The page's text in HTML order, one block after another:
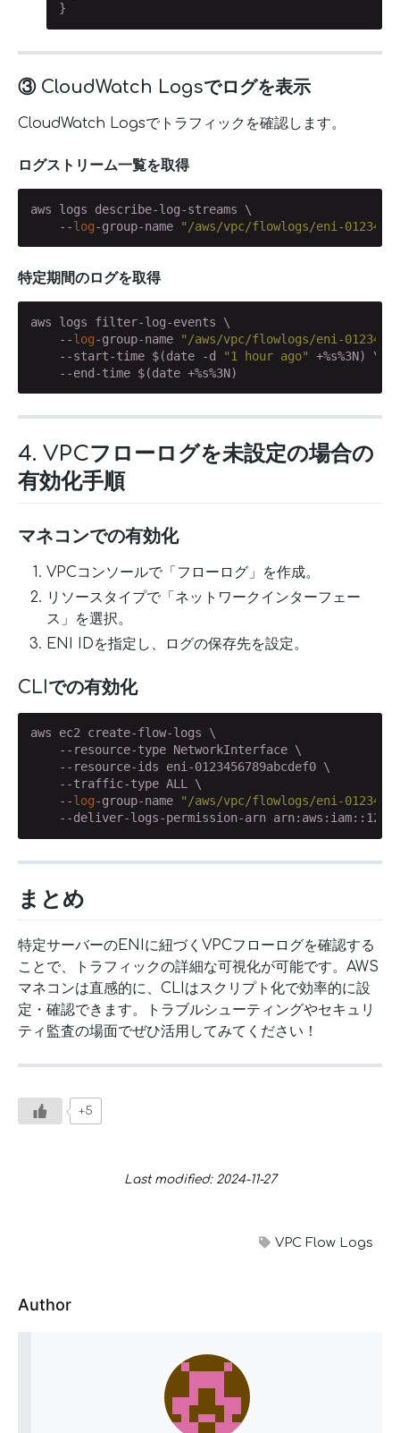
}
③ CloudWatch Logsでログを表示
CloudWatch Logsでトラフィックを確認します。
ログストリーム一覧を取得
aws logs describe-log-streams \
    --
log-group-name "/aws/vpc/flowlogs/eni-
特定期間のログを取得
aws logs filter-log-events \
    --
log-group-name
"/aws/vpc/flowlogs/eni-
    --start-time $(date -d
"1 hour ago" +%s%3N) \
    --end-time $(date +%s%3N)
4. VPCフローログを未設定の場合の
有効化手順
マネコンでの有効化
VPCコンソールで「フローログ」を作成。
リソースタイプで「ネットワークインターフェー
ス」を選択。
ENI IDを指定し、ログの保存先を設定。
CLIでの有効化
aws ec2 create-flow-logs \
    --resource-type NetworkInterface \
    --resource-ids eni-0123456789abcdef0 \
    --traffic-type ALL \
    --
log-group-name
"/aws/vpc/flowlogs/eni-
--deliver-logs-permission-arn
まとめ
特定サーバーのENIに紐づくVPCフローログを確認する
ことで、トラフィックの詳細な可視化が可能です。AWS
マネコンは直感的に、CLIはスクリプト化で効率的に設
定・確認できます。トラブルシューティングやセキュリ
ティ監査の場面でぜひ活用してみてください！
+5
Last modified: 2024-11-27
VPC Flow Logs
Author